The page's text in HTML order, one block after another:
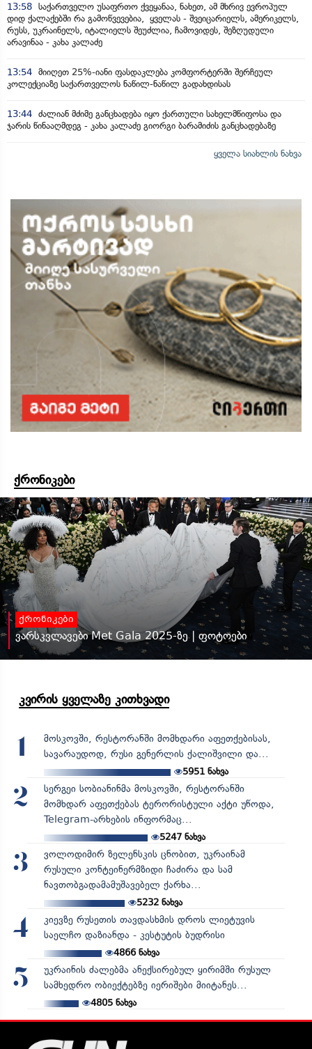
13:58 საქართველო უსაფრთო ქვეყანაა, ნახეთ, ამ მხრივ ევროპულ
დიდ ქალაქებში რა გამოწვევებია, ყველას - შვეიცარიელს, ამერიკელს,
რუსს, უკრაინელს, იტალიელს შეუძლია, ჩამოვიდეს, შეზღუდული
არავინაა - კახა კალაძე
13:54 მიიღეთ 25%-იანი ფასდაკლება კომფორტერში შერჩეულ
კოლექციაზე საქართველოს ნაწილ-ნაწილ გადახდისას
13:44 ძალიან მძიმე განცხადება იყო ქართული სახელმწიფოსა და
ჯარის წინააღმდეგ - კახა კალაძე გიორგი ბარამიძის განცხადებაზე
ყველა სიახლის ნახვა
ქრონიკები
ქრონიკები
ვარსკვლავები Met Gala 2025-ზე | ფოტოები
კვირის ყველაზე კითხვადი
1
მოსკოვში, რესტორანში მომხდარი აფეთქებისას,
სავარაუდოდ, რუსი გენერლის ქალიშვილი და...
5951 ნახვა
2
სერგეი სობიანინმა მოსკოვში, რესტორანში
მომხდარ აფეთქებას ტერორისტული აქტი უწოდა,
Telegram-არხების ინფორმაც...
5247ნახვა
3
ვოლოდიმირ ზელენსკის ცნობით, უკრაინამ
რუსული კონტეინერმზიდი ჩაძირა და სამ
ნავთობგადამამუშავებელ ქარხა...
5232ნახვა
4
კიევზე რუსეთის თავდასხმის დროს ლიეტუვის
საელჩო დაზიანდა - კესტუტის ბუდრისი
4866ნახვა
5
უკრაინის ძალებმა ანექსირებულ ყირიმში რუსულ
სამხედრო ობიექტებზე იერიშები მიიტანეს...
4805ნახვა